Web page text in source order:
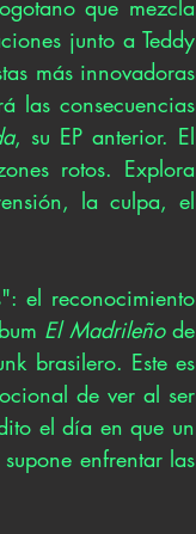
que mezcla
junto a Teddy
más innovadoras
las consecuencias
, su EP anterior. El
rotos. Explora
la culpa, el
el reconocimiento
El Madrileño de
brasilero. Este es
de ver al ser
el día en que un
enfrentar las